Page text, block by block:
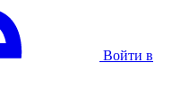
Войти в